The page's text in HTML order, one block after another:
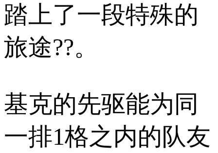
踏上了一段特殊的
旅途??。
基克的先驱能为同
一排1格之内的队友